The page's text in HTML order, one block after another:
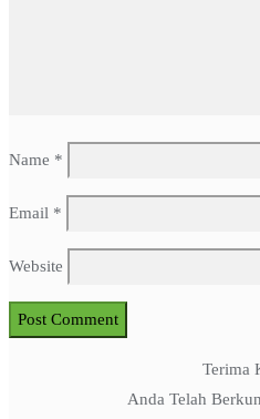
Name *
Email *
Website
Terima
Anda Telah